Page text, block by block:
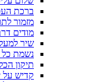
ברכת
מזמור
מודים
שיר
נשמת כל
תיקון
קדיש על